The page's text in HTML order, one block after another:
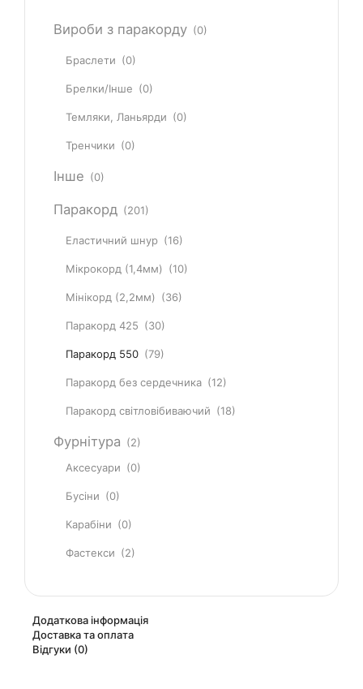
Вироби з паракорду (0)
Браслети (0)
Брелки/Інше (0)
Темляки, Ланьярди (0)
Тренчики (0)
Інше (0)
Паракорд (201)
Еластичний шнур (16)
Мікрокорд (1,4мм) (10)
Мінікорд (2,2мм) (36)
Паракорд 425 (30)
Паракорд 550 (79)
Паракорд без сердечника (12)
Паракорд світловібиваючий (18)
Фурнітура (2)
Аксесуари (0)
Бусіни (0)
Карабіни (0)
Фастекси (2)
Додаткова інформація
Доставка та оплата
Відгуки (0)